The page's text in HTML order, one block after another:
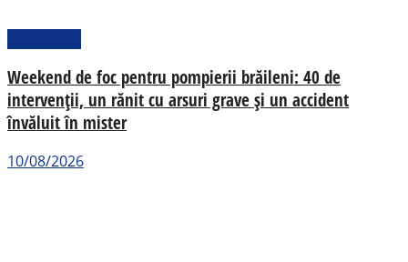
Weekend de foc pentru pompierii brăileni: 40 de
intervenții, un rănit cu arsuri grave și un accident
învăluit în mister
10/08/2026